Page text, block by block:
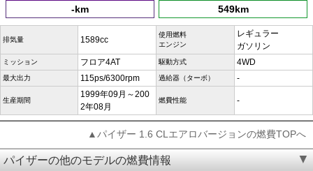
-km 549km
排気量 1589cc
使用燃料
エンジン
レギュラー
ガソリン
ミッション フロア4AT 駆動方式 4WD
最大出力 115ps/6300rpm 過給器（ターボ） -
生産期間
1999年09月～200
2年08月
燃費性能 -
▲パイザー 1.6 CLエアロバージョンの燃費TOPへ
パイザーの他のモデルの燃費情報